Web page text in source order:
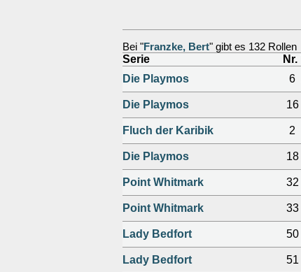
Bei "Franzke, Bert" gibt es 132 Rollen
Serie Nr.
Die Playmos
6
Die Playmos 16
Fluch der Karibik 2
Die Playmos 18
Point Whitmark 32
Point Whitmark
33
Lady Bedfort
50
Lady Bedfort 51